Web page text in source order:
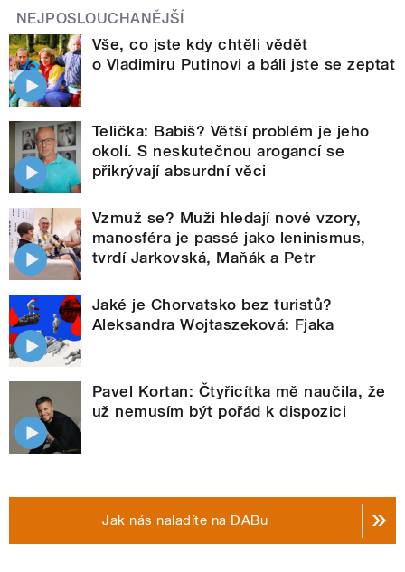
NEJPOSLOUCHANĚJŠÍ
Vše, co jste kdy chtěli vědět
o Vladimiru Putinovi a báli jste se zeptat
Telička: Babiš? Větší problém je jeho
okolí. S neskutečnou arogancí se
přikrývají absurdní věci
Vzmuž se? Muži hledají nové vzory,
manosféra je passé jako leninismus,
tvrdí Jarkovská, Maňák a Petr
Jaké je Chorvatsko bez turistů?
Aleksandra Wojtaszeková: Fjaka
Pavel Kortan: Čtyřicítka mě naučila, že
už nemusím být pořád k dispozici
Jak nás naladíte na DABu